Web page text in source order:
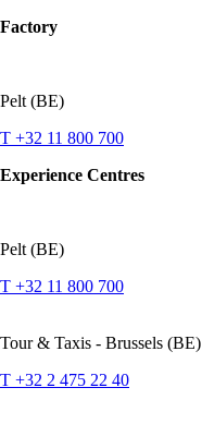
Factory
Pelt (BE)
T +32 11 800 700
Experience Centres
Pelt (BE)
T +32 11 800 700
Tour & Taxis - Brussels (BE)
T +32 2 475 22 40